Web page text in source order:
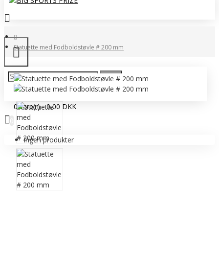
0 vare(r) - 0,00 DKK
Ingen produkter
Statuette med Fodboldstøvle # 200 mm